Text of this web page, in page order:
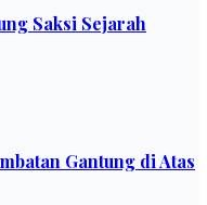
Saksi Sejarah
Gantung di Atas